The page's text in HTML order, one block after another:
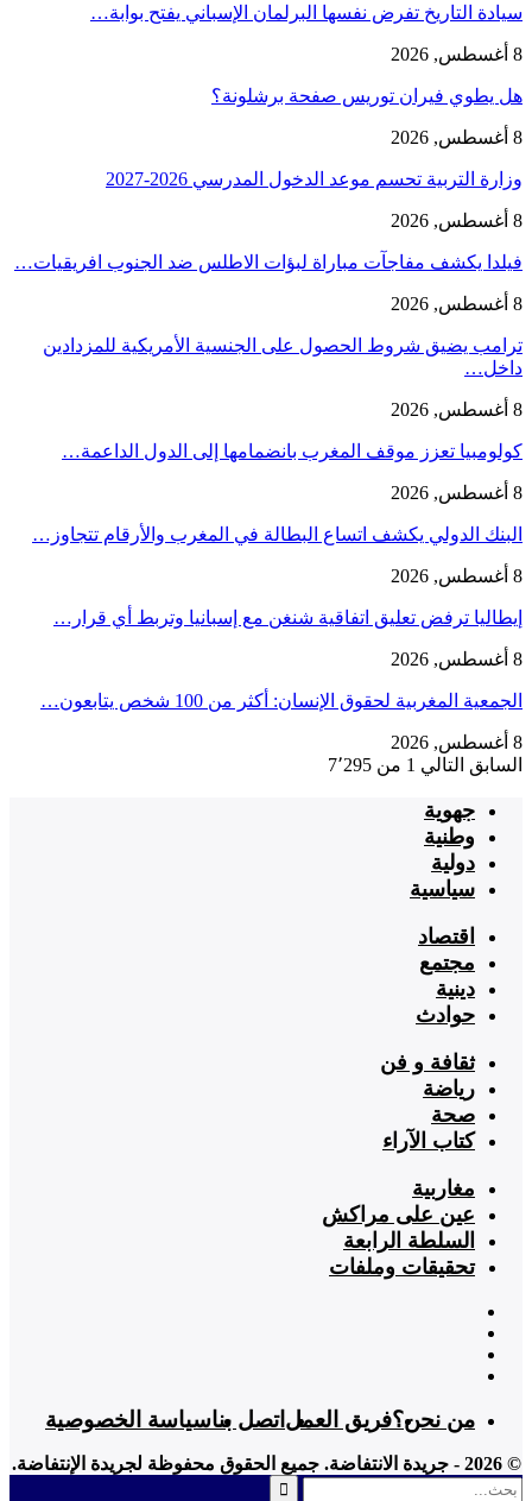
سيادة التاريخ تفرض نفسها البرلمان الإسباني يفتح بوابة…
8 أغسطس, 2026
هل يطوي فيران توريس صفحة برشلونة؟
8 أغسطس, 2026
وزارة التربية تحسم موعد الدخول المدرسي 2026-2027
8 أغسطس, 2026
فيلدا يكشف مفاجآت مباراة لبؤات الاطلس ضد الجنوب افريقيات…
8 أغسطس, 2026
ترامب يضيق شروط الحصول على الجنسية الأمريكية للمزدادين
داخل…
8 أغسطس, 2026
كولومبيا تعزز موقف المغرب بانضمامها إلى الدول الداعمة…
8 أغسطس, 2026
البنك الدولي يكشف اتساع البطالة في المغرب والأرقام تتجاوز…
8 أغسطس, 2026
إيطاليا ترفض تعليق اتفاقية شنغن مع إسبانيا وتربط أي قرار…
8 أغسطس, 2026
الجمعية المغربية لحقوق الإنسان: أكثر من 100 شخص يتابعون…
8 أغسطس, 2026
السابق التالي 1 من 7٬295
جهوية
وطنية
دولية
سياسية
اقتصاد
مجتمع
دينية
حوادث
ثقافة و فن
رياضة
صحة
كتاب الآراء
مغاربية
عين على مراكش
السلطة الرابعة
تحقيقات وملفات
من نحن؟فريق العمل اتصل بناسياسة الخصوصية
© 2026 - جريدة الانتفاضة. جميع الحقوق محفوظة لجريدة الإنتفاضة.